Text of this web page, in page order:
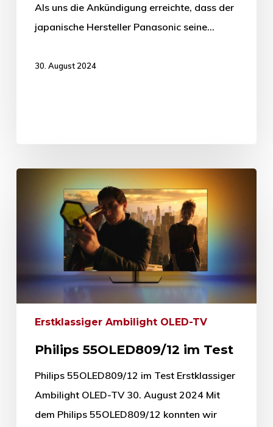
Als uns die Ankündigung erreichte, dass der
japanische Hersteller Panasonic seine…
30. August 2024
Erstklassiger Ambilight OLED-TV
Philips 55OLED809/12 im Test
Philips 55OLED809/12 im Test Erstklassiger
Ambilight OLED-TV 30. August 2024 Mit
dem Philips 55OLED809/12 konnten wir